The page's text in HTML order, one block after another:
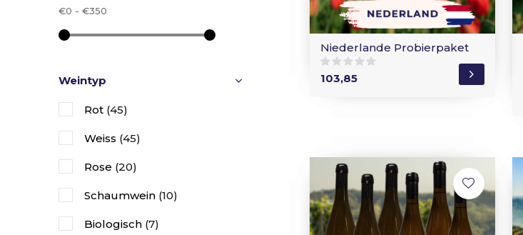
Niederlande Probierpaket
103,85
€0 - €350
Weintyp
Rot (45)
Weiss (45)
Rose (20)
Schaumwein (10)
Biologisch (7)